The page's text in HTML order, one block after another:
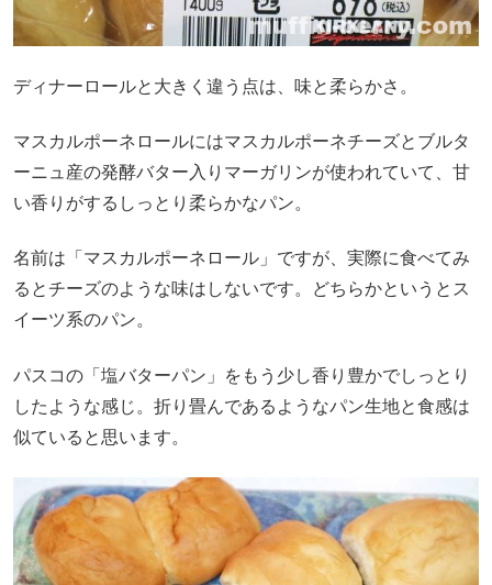
ディナーロールと大きく違う点は、味と柔らかさ。
マスカルポーネロールにはマスカルポーネチーズとブルタ
ーニュ産の発酵バター入りマーガリンが使われていて、甘
い香りがするしっとり柔らかなパン。
名前は「マスカルポーネロール」ですが、実際に食べてみ
るとチーズのような味はしないです。どちらかというとス
イーツ系のパン。
パスコの「塩バターパン」をもう少し香り豊かでしっとり
したような感じ。折り畳んであるようなパン生地と食感は
似ていると思います。